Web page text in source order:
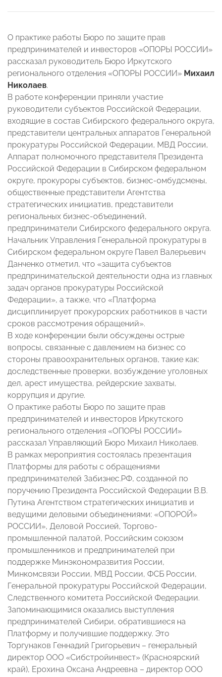
О практике работы Бюро по защите прав
предпринимателей и инвесторов «ОПОРЫ РОССИИ»
рассказал руководитель Бюро Иркутского
регионального отделения «ОПОРЫ РОССИИ» Михаил
Николаев.
В работе конференции приняли участие
руководители субъектов Российской Федерации,
входящие в состав Сибирского федерального округа,
представители центральных аппаратов Генеральной
прокуратуры Российской Федерации, МВД России,
Аппарат полномочного представителя Президента
Российской Федерации в Сибирском федеральном
округе, прокуроры субъектов, бизнес-омбудсмены,
общественные представители Агентства
стратегических инициатив, представители
региональных бизнес-объединений,
предприниматели Сибирского федерального округа.
Начальник Управления Генеральной прокуратуры в
Сибирском федеральном округе Павел Валерьевич
Данченко отметил, что «защита субъектов
предпринимательской деятельности одна из главных
задач органов прокуратуры Российской
Федерации», а также, что «Платформа
дисциплинирует прокурорских работников в части
сроков рассмотрения обращений».
В ходе конференции были обсуждены острые
вопросы, связанные с давлением на бизнес со
стороны правоохранительных органов, такие как:
доследственные проверки, возбуждение уголовных
дел, арест имущества, рейдерские захваты,
коррупция и другие.
О практике работы Бюро по защите прав
предпринимателей и инвесторов Иркутского
регионального отделения «ОПОРЫ РОССИИ»
рассказал Управляющий Бюро Михаил Николаев.
В рамках мероприятия состоялась презентация
Платформы для работы с обращениями
предпринимателей Забизнес.РФ, созданной по
поручению Президента Российской Федерации В.В.
Путина Агентством стратегических инициатив и
ведущими деловыми объединениями: «ОПОРОЙ»
РОССИИ», Деловой Россией, Торгово-
промышленной палатой, Российским союзом
промышленников и предпринимателей при
поддержке Минэкономразвития России,
Минкомсвязи России, МВД России, ФСБ России,
Генеральной прокуратуры Российской Федерации,
Следственного комитета Российской Федерации.
Запоминающимися оказались выступления
предпринимателей Сибири, обратившиеся на
Платформу и получившие поддержку. Это
Торгунаков Геннадий Григорьевич – генеральный
директор ООО «Сибстройинвест» (Красноярский
край), Ерохина Оксана Андреевна – директор ООО